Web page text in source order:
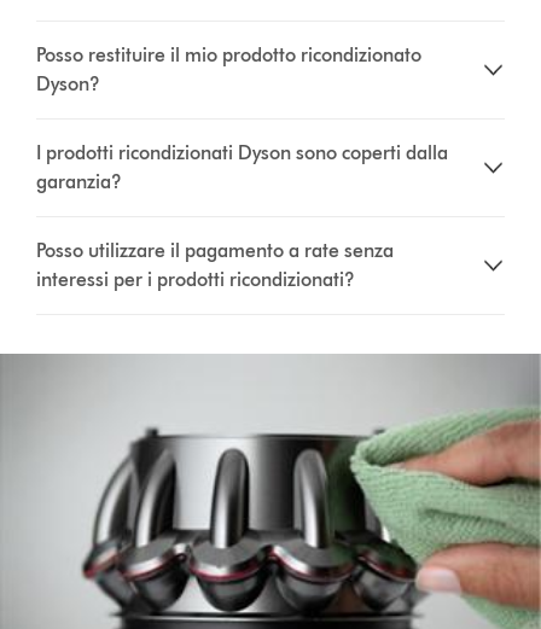
Posso restituire il mio prodotto ricondizionato
Dyson?
I prodotti ricondizionati Dyson sono coperti dalla
garanzia?
Posso utilizzare il pagamento a rate senza
interessi per i prodotti ricondizionati?